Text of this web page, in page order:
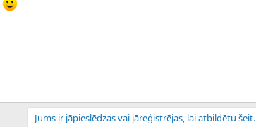
Jums ir jāpieslēdzas vai jāreģistrējas, lai atbildētu šeit.